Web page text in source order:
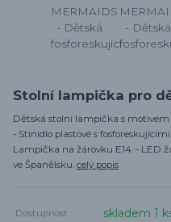
Stolní lampička pro
Dětská stolní lampička s
- Stínidlo plastové s
Lampička na žárovku E14. - LED
ve Španělsku. celý popis
Dostupnost skladem 1